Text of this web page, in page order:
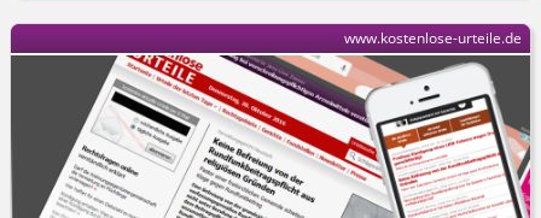
www.kostenlose-urteile.de